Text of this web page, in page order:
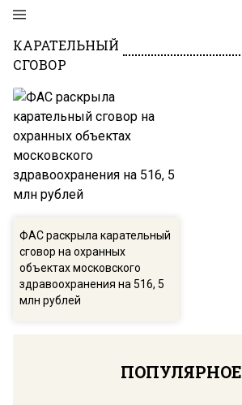
КАРАТЕЛЬНЫЙ
СГОВОР
ФАС раскрыла карательный
сговор на охранных
объектах московского
здравоохранения на 516, 5
млн рублей
ПОПУЛЯРНОЕ